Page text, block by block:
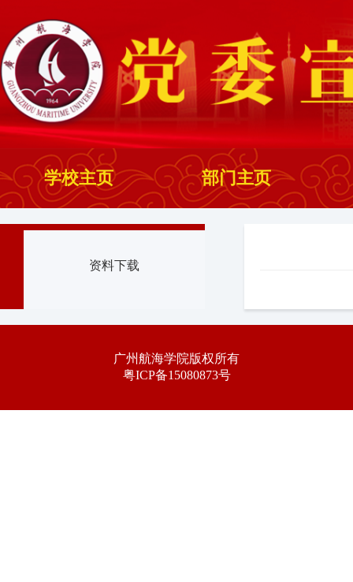
学校主页 部门主页
资料下载
广州航海学院版权所有
粤ICP备15080873号